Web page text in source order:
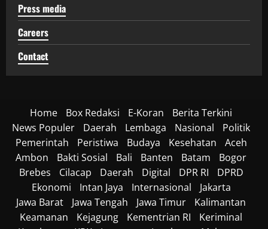
Press media
Careers
Contact
Home Box Redaksi E-Koran
Berita Terkini
News Populer
Daerah Lembaga Nasional
Politik
Pemerintah
Peristiwa Budaya Kesehatan
Aceh
Ambon
Bakti Sosial Bali Banten Batam
Bogor
Brebes
Cilacap Daerah Digital DPR RI
DPRD
Ekonomi
Intan Jaya Internasional
Jakarta
Jawa Barat
Jawa Tengah Jawa Timur
Kalimantan
Keamanan
Kejagung Kementrian RI
Keriminal